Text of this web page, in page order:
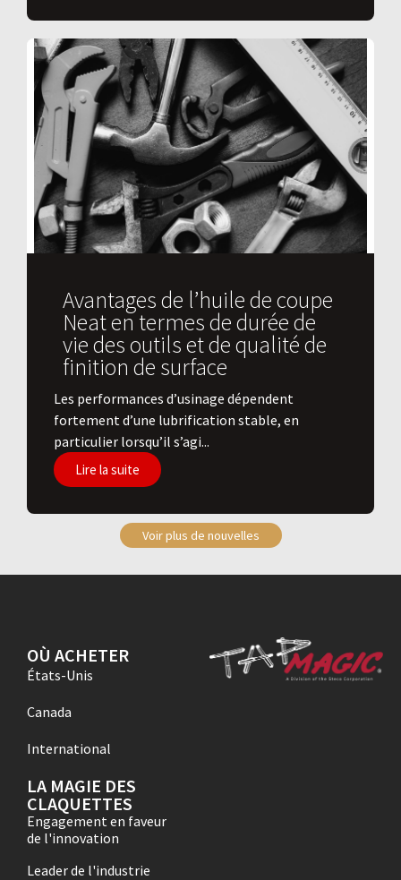
Avantages de l’huile de coupe
Neat en termes de durée de
vie des outils et de qualité de
finition de surface
​Les performances d’usinage dépendent
fortement d’une lubrification stable, en
particulier lorsqu’il s’agi...
Lire la suite
Voir plus de nouvelles
OÙ ACHETER
États-Unis
Canada
International
LA MAGIE DES
CLAQUETTES
Engagement en faveur
de l'innovation
Leader de l'industrie